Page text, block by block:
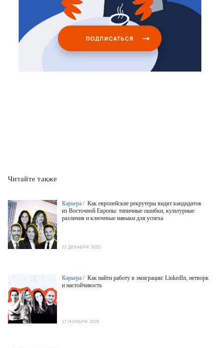
Читайте также
Карьера / Как европейские рекрутеры видят кандидатов
из Восточной Европы: типичные ошибки, культурные
различия и ключевые навыки для успеха
22 ДЕКАБРЯ 2025
Карьера / Как найти работу в эмиграции: LinkedIn, нетворк
и настойчивость
17 НОЯБРЯ 2025